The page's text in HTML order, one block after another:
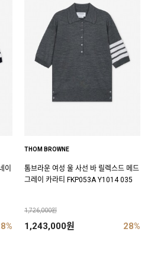
이
THOM BROWNE
톰브라운 여성 울 사선 바 릴렉스드 메드
그레이 카라티 FKP053A Y1014 035
1,726,000원
1,243,000원 28%